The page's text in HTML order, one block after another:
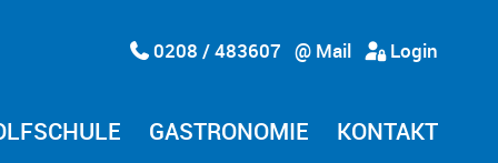
0208 / 483607 @ Mail Login
GASTRONOMIE KONTAKT